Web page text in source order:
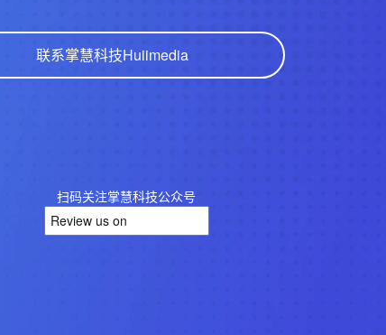
联系掌慧科技Huiimedia
扫码关注掌慧科技公众号